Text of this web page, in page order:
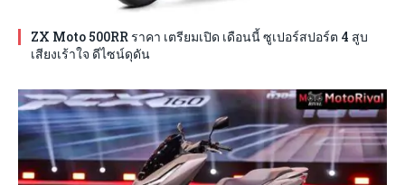
ZX Moto 500RR ราคา เตรียมเปิด เดือนนี้ ซูเปอร์สปอร์ต 4 สูบ
เสียงเร้าใจ ดีไซน์ดุดัน